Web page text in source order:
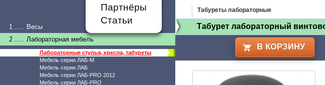
Партнёры
Статьи
1 ..... Весы
2 ..... Лабораторная мебель
Лабораторные стулья, кресла, табуреты
Мебель серии ЛАБ-М
Мебель серии ЛАБ
Мебель серии ЛАБ-PRO 2012
Мебель серии ЛАБ-PRO
Табуреты лабораторные
Табурет лабораторный
В КОРЗИНУ